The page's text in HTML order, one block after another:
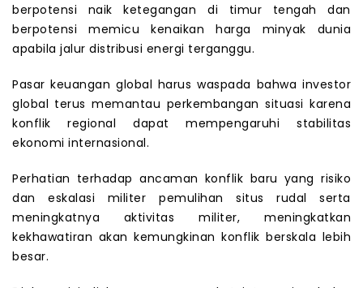
berpotensi naik ketegangan di timur tengah dan
berpotensi memicu kenaikan harga minyak dunia
apabila jalur distribusi energi terganggu.
Pasar keuangan global harus waspada bahwa investor
global terus memantau perkembangan situasi karena
konflik regional dapat mempengaruhi stabilitas
ekonomi internasional.
Perhatian terhadap ancaman konflik baru yang risiko
dan eskalasi militer pemulihan situs rudal serta
meningkatnya aktivitas militer, meningkatkan
kekhawatiran akan kemungkinan konflik berskala lebih
besar.